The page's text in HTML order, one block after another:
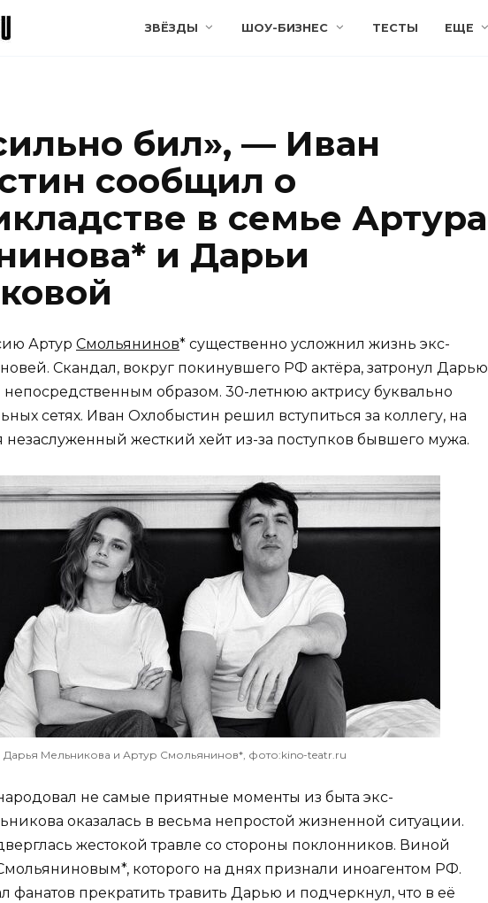
ЗВЁЗДЫ ШОУ-БИЗНЕС ТЕСТЫ ЕЩЕ
бил», — Иван
сообщил о
в семье Артура
и Дарьи
Артур Смольянинов* существенно усложнил жизнь экс-
Скандал, вокруг покинувшего РФ актёра, затронул Дарью
образом. 30-летнюю актрису буквально
сетях. Иван Охлобыстин решил вступиться за коллегу, на
жесткий хейт из-за поступков бывшего мужа.
Дарья Мельникова и Артур Смольянинов*, фото:kino-teatr.ru
не самые приятные моменты из быта экс-
оказалась в весьма непростой жизненной ситуации.
жестокой травле со стороны поклонников. Виной
которого на днях признали иноагентом РФ.
фанатов прекратить травить Дарью и подчеркнул, что в её